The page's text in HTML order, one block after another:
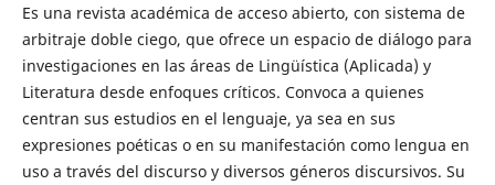
Es una revista académica de acceso abierto, con sistema de
arbitraje doble ciego, que ofrece un espacio de diálogo para
investigaciones en las áreas de Lingüística (Aplicada) y
Literatura desde enfoques críticos. Convoca a quienes
centran sus estudios en el lenguaje, ya sea en sus
expresiones poéticas o en su manifestación como lengua en
uso a través del discurso y diversos géneros discursivos. Su